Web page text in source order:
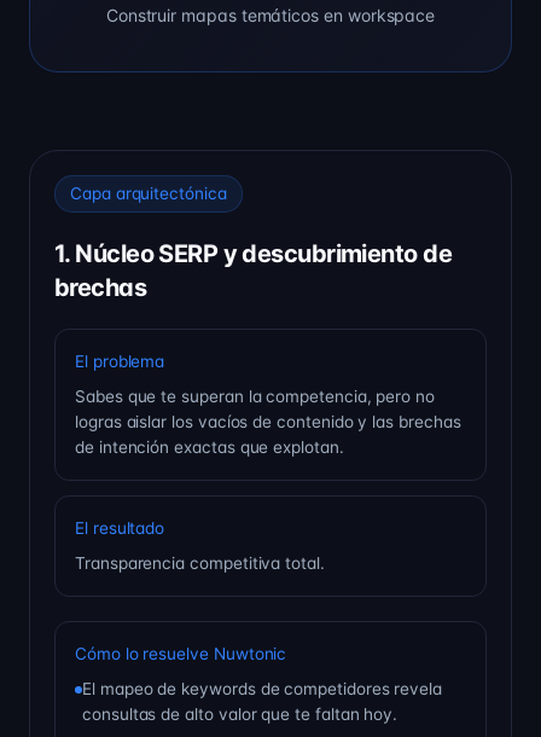
Construir mapas temáticos en workspace
Capa arquitectónica
1. Núcleo SERP y descubrimiento de
brechas
El problema
Sabes que te superan la competencia, pero no
logras aislar los vacíos de contenido y las brechas
de intención exactas que explotan.
El resultado
Transparencia competitiva total.
Cómo lo resuelve Nuwtonic
El mapeo de keywords de competidores revela
consultas de alto valor que te faltan hoy.